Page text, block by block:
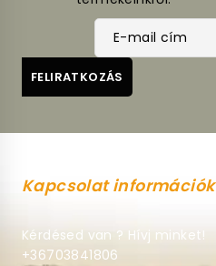
Kapcsolat információk
Kérdésed van ? Hívj minket!
+36703841806